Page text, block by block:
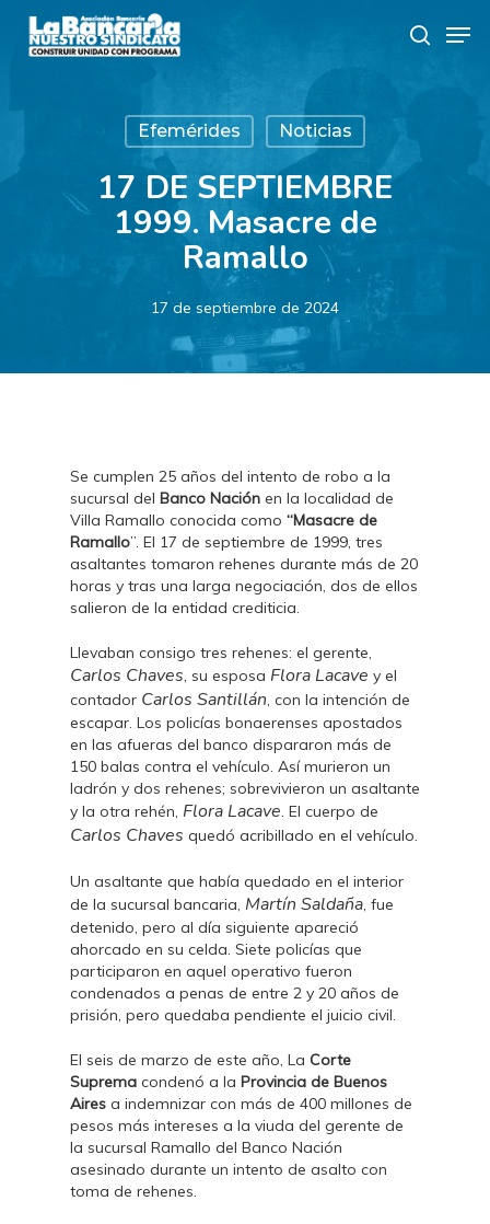
main
search
Efemérides Noticias
17 DE SEPTIEMBRE
1999. Masacre de
Ramallo
17 de septiembre de 2024
Se cumplen 25 años del intento de robo a la
sucursal del Banco Nación en la localidad de
Villa Ramallo conocida como “Masacre de
Ramallo”. El 17 de septiembre de 1999, tres
asaltantes tomaron rehenes durante más de 20
horas y tras una larga negociación, dos de ellos
salieron de la entidad crediticia.
Llevaban consigo tres rehenes: el gerente,
Carlos Chaves, su esposa Flora Lacave y el
contador Carlos Santillán, con la intención de
escapar. Los policías bonaerenses apostados
en las afueras del banco dispararon más de
150 balas contra el vehículo. Así murieron un
ladrón y dos rehenes; sobrevivieron un asaltante
y la otra rehén, Flora Lacave. El cuerpo de
Carlos Chaves quedó acribillado en el vehículo.
Un asaltante que había quedado en el interior
de la sucursal bancaria, Martín Saldaña, fue
detenido, pero al día siguiente apareció
ahorcado en su celda. Siete policías que
participaron en aquel operativo fueron
condenados a penas de entre 2 y 20 años de
prisión, pero quedaba pendiente el juicio civil.
El seis de marzo de este año, La Corte
Suprema condenó a la Provincia de Buenos
Aires a indemnizar con más de 400 millones de
pesos más intereses a la viuda del gerente de
la sucursal Ramallo del Banco Nación
asesinado durante un intento de asalto con
toma de rehenes.